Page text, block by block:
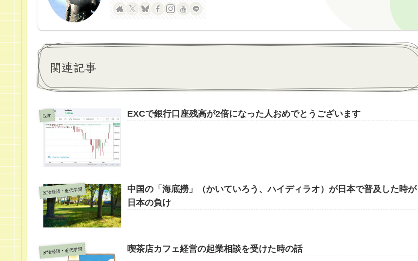
関連記事
医学 EXCで銀行口座残高が2倍になった人おめでとうございます
政治経済・近代学問
中国の「海底撈」（かいていろう、ハイディラオ）が日本で普及した時が
日本の負け
政治経済・近代学問 喫茶店カフェ経営の起業相談を受けた時の話